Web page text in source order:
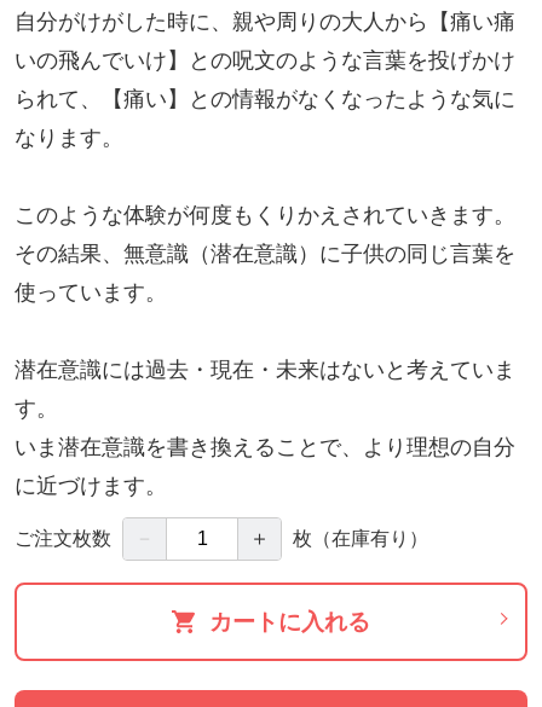
自分がけがした時に、親や周りの大人から【痛い痛
いの飛んでいけ】との呪文のような言葉を投げかけ
られて、【痛い】との情報がなくなったような気に
なります。
このような体験が何度もくりかえされていきます。
その結果、無意識（潜在意識）に子供の同じ言葉を
使っています。
潜在意識には過去・現在・未来はないと考えていま
す。
いま潜在意識を書き換えることで、より理想の自分
に近づけます。
ご注文枚数 － ＋ 枚 （在庫有り）
カートに入れる